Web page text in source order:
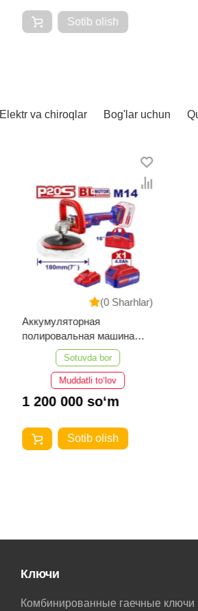
Sotib olish
Elektr va chiroqlar Bog'lar uchun
(0 Sharhlar)
Аккумуляторная
полировальная машина
EMTOP ELAP20188
Sotuvda bor
Muddatli to‘lov
1 200 000 so‘m
Sotib olish
Ключи
Комбинированные гаечные ключи